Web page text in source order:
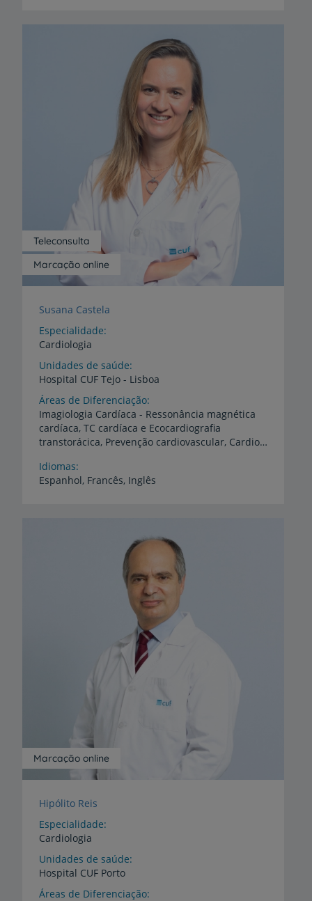
Marcação online
Teleconsulta
Susana Castela
Especialidade
Cardiologia
Unidades de saúde
Hospital CUF Tejo - Lisboa
Áreas de Diferenciação
Imagiologia Cardíaca - Ressonância magnética
cardíaca, TC cardíaca e Ecocardiografia
transtorácica, Prevenção cardiovascular, Cardiologia desportiva
Idiomas
Espanhol, Francês, Inglês
Marcação online
Hipólito Reis
Especialidade
Cardiologia
Unidades de saúde
Hospital CUF Porto
Áreas de Diferenciação